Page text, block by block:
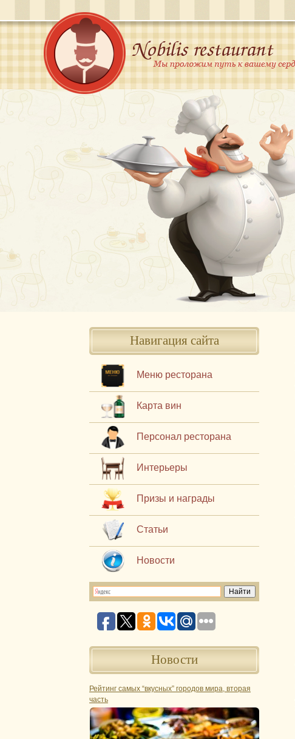
Навигация сайта
Меню ресторана
Карта вин
Персонал ресторана
Интерьеры
Призы и награды
Статьи
Новости
Новости
Рейтинг самых “вкусных” городов мира, вторая
часть